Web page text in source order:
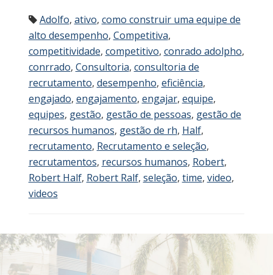
Adolfo, ativo, como construir uma equipe de
alto desempenho, Competitiva,
competitividade, competitivo, conrado adolpho,
conrrado, Consultoria, consultoria de
recrutamento, desempenho, eficiência,
engajado, engajamento, engajar, equipe,
equipes, gestão, gestão de pessoas, gestão de
recursos humanos, gestão de rh, Half,
recrutamento, Recrutamento e seleção,
recrutamentos, recursos humanos, Robert,
Robert Half, Robert Ralf, seleção, time, video,
videos